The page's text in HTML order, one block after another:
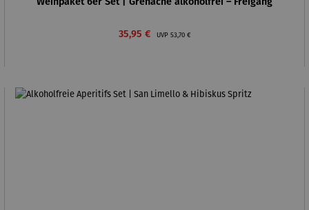
Verkaufspreis:
35,95 € UVP Regulärer Preis:
53,70 €